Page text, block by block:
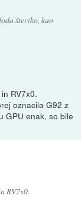
števiko, kao
RV7x0.
oznacila G92 z
GPU enak, so bile
RV7x0.